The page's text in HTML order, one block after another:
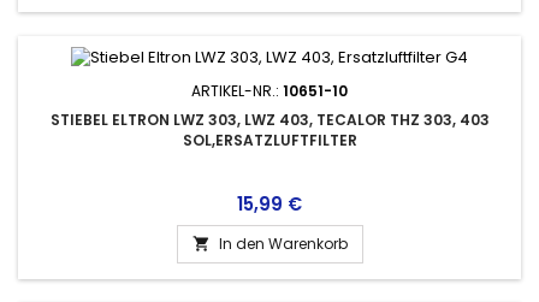
ARTIKEL-NR.: 10651-10
STIEBEL ELTRON LWZ 303, LWZ 403, TECALOR THZ 303, 403
SOL,ERSATZLUFTFILTER
Preis
15,99 €
 In den Warenkorb